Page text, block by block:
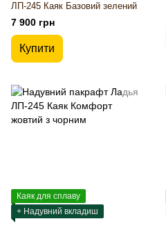
ЛП-245 Каяк Базовий зелений
7 900 грн
Купити
Каяк для сплаву
+ Надувний вкладиш